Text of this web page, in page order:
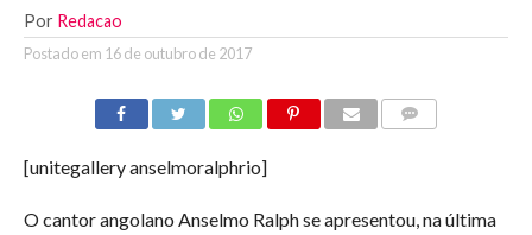
Por Redacao
Postado em 16 de outubro de 2017
[unitegallery anselmoralphrio]
O cantor angolano Anselmo Ralph se apresentou, na última